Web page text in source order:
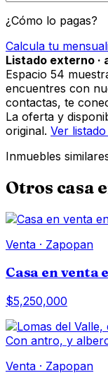
¿Cómo lo pagas?
Calcula tu
Listado externo ·
Espacio 54
encuentres con
contactas, te
La oferta y
original. Ver
Inmuebles
Otros casa
Venta · Zapopan
Casa en venta
$5,250,000
Venta · Zapopan